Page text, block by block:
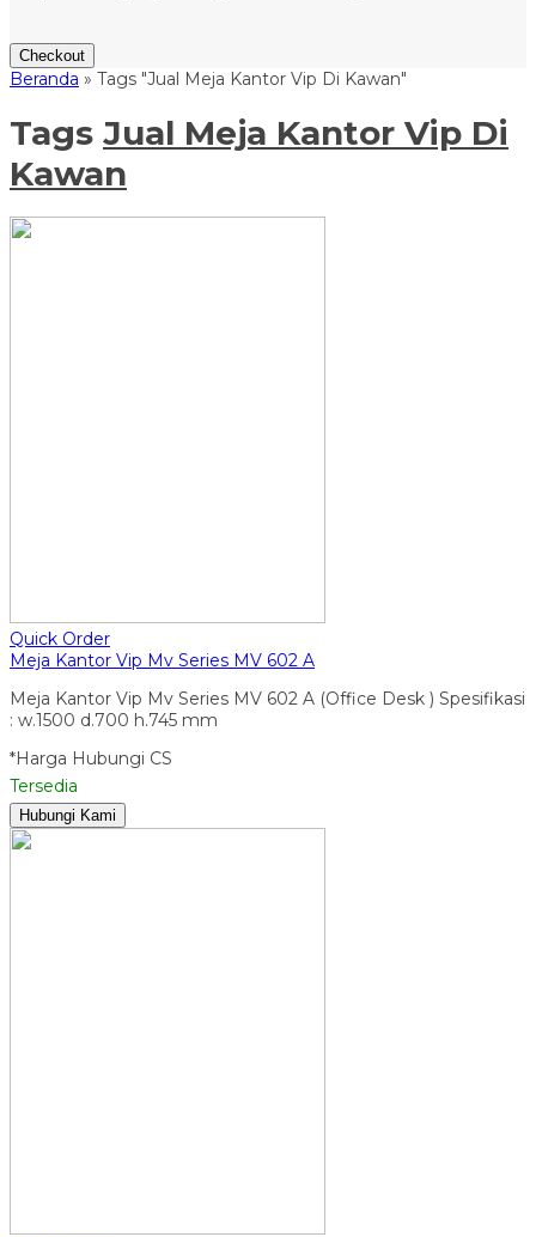
Checkout
Beranda » Tags "Jual Meja Kantor Vip Di Kawan"
Tags Jual Meja Kantor Vip Di
Kawan
Quick Order
Meja Kantor Vip Mv Series MV 602 A
Meja Kantor Vip Mv Series MV 602 A (Office Desk ) Spesifikasi
: w.1500 d.700 h.745 mm
*Harga Hubungi CS
Tersedia
Hubungi Kami